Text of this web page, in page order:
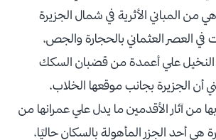
هي من المباني الأثرية في شمال الجزيرة
العصر العثماني بالحجارة والجص،
علي أعمدة من قضبان السكك
أن الجزيرة بجانب موقعها الخلاب،
من آثار الأقدمين ما يدل علي عمرانها من
هي أحد الجزر المأهولة بالسكان حاليًا،